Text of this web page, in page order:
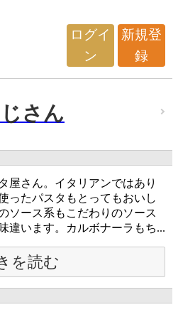
ログイ
ン
新規登
録
さん
屋さん。イタリアンではあり
ったパスタもとってもおいし
ソース系もこだわりのソース
違います。カルボナーラもち...
を読む